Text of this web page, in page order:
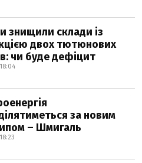
знищили склади із
двох тютюнових
чи буде дефіцит
за новим
– Шмигаль